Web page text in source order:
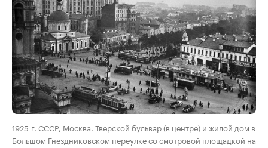
00:00 / 00:00
1925 г. СССР, Москва. Тверской бульвар (в центре) и жилой дом в
Большом Гнездниковском переулке со смотровой площадкой на